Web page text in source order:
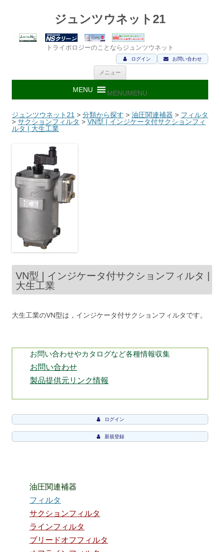
ジュンツウネット21
トライボロジーのことならジュンツウネット
お問い合わせ
ログイン
メニュー
ン
ツ
ス
キ
ッ
MENUMENU
ジュンツウネット21 > 分類から探す > 油圧関連補器 > フィルタ
> サクションフィルタ > VN型 | インジケータ付サクションフィ
ルタ | 大生工業
VN型 | インジケータ付サクションフィルタ |
大生工業
大生工業のVN型は，インジケータ付サクションフィルタです。
お問い合わせやカタログなど各種情報収集
お問い合わせ
製品提供元リンク情報
ログイン
新規登録
油圧関連補器
フィルタ
サクションフィルタ
ラインフィルタ
ブリードオフフィルタ